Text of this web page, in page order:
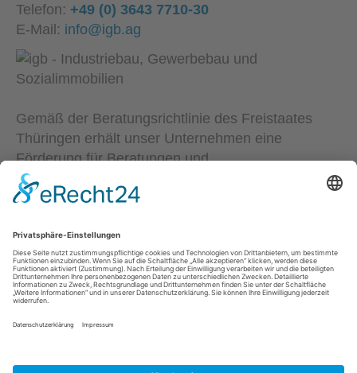
Telefon: +49 (0) 3643 7710-30
E-Mail: info@igb.ag
Gemäß der Beratungsrichtlinie des Freistaates
Thüringen erhält unser Unternehmen eine
Förderung für Beratungen und
Prozessbegleitungen, die Strategien zum Aufbau
bzw. für eine nachhaltige positive Entwicklung und
und Handlungsempfehlungen werden in einem
Beratungsbericht festgehalten. Die Förderung
erfolgt aus Mitteln des Europäischem Sozialfonds
Plus und aus Mitteln des Freistaats Thüringen.